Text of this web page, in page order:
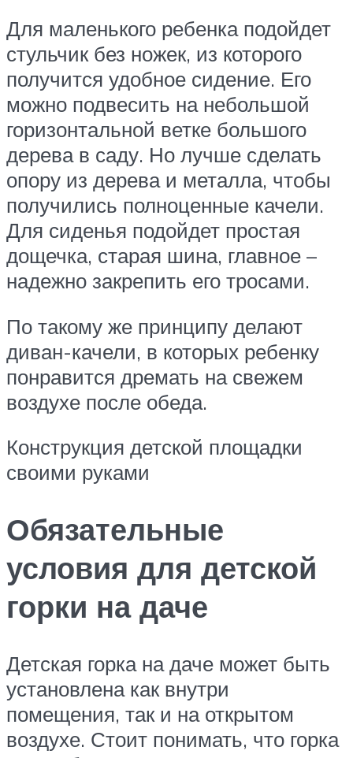
Для маленького ребенка подойдет
стульчик без ножек, из которого
получится удобное сидение. Его
можно подвесить на небольшой
горизонтальной ветке большого
дерева в саду. Но лучше сделать
опору из дерева и металла, чтобы
получились полноценные качели.
Для сиденья подойдет простая
дощечка, старая шина, главное –
надежно закрепить его тросами.
По такому же принципу делают
диван-качели, в которых ребенку
понравится дремать на свежем
воздухе после обеда.
Конструкция детской площадки
своими руками
Обязательные
условия для детской
горки на даче
Детская горка на даче может быть
установлена как внутри
помещения, так и на открытом
воздухе. Стоит понимать, что горка